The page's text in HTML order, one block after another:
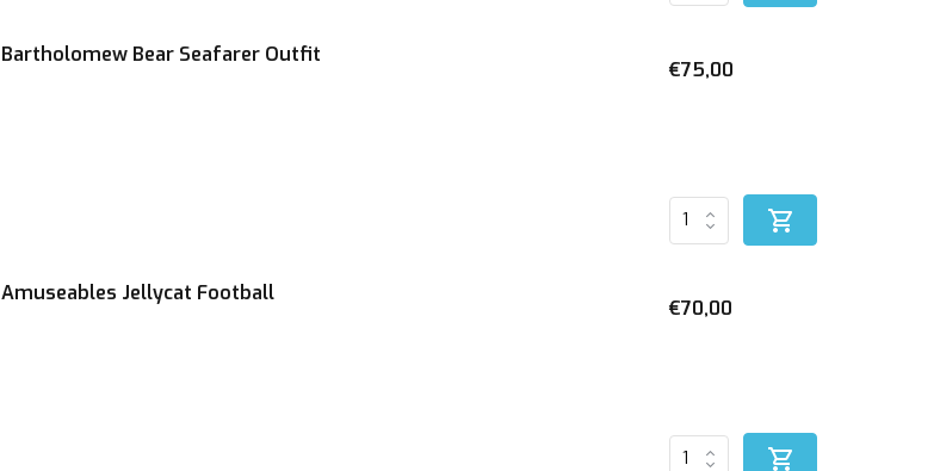
Bartholomew Bear Seafarer Outfit
€75,00
Amuseables Jellycat Football
€70,00